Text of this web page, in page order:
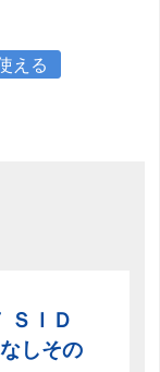
える
ＳＩＤ
しその